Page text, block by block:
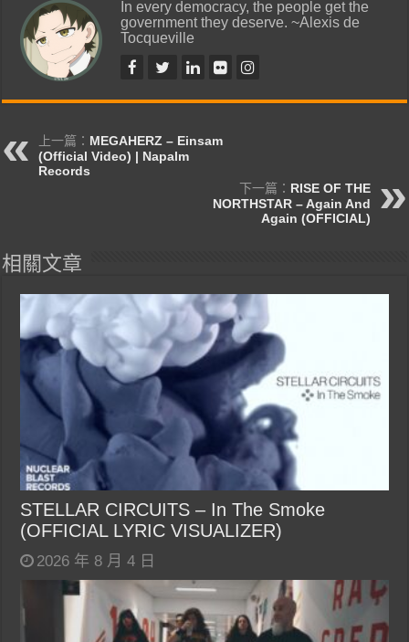
In every democracy, the people get the
government they deserve. ~Alexis de
Tocqueville
上一篇： MEGAHERZ – Einsam
(Official Video) | Napalm
Records
下一篇： RISE OF THE
NORTHSTAR – Again And
Again (OFFICIAL)
相關文章
STELLAR CIRCUITS – In The Smoke
(OFFICIAL LYRIC VISUALIZER)
2026 年 8 月 4 日